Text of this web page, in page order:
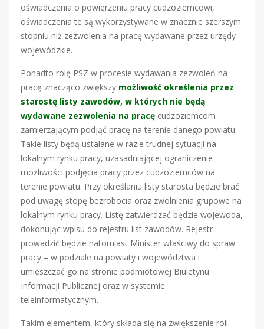
oświadczenia o powierzeniu pracy cudzoziemcowi,
oświadczenia te są wykorzystywane w znacznie szerszym
stopniu niż zezwolenia na pracę wydawane przez urzędy
wojewódzkie.
Ponadto rolę PSZ w procesie wydawania zezwoleń na
pracę znacząco zwiększy możliwość określenia przez
starostę listy zawodów, w których nie będą
wydawane zezwolenia na pracę cudzoziemcom
zamierzającym podjąć pracę na terenie danego powiatu.
Takie listy będą ustalane w razie trudnej sytuacji na
lokalnym rynku pracy, uzasadniającej ograniczenie
możliwości podjęcia pracy przez cudzoziemców na
terenie powiatu. Przy określaniu listy starosta będzie brać
pod uwagę stopę bezrobocia oraz zwolnienia grupowe na
lokalnym rynku pracy. Listę zatwierdzać będzie wojewoda,
dokonując wpisu do rejestru list zawodów. Rejestr
prowadzić będzie natomiast Minister właściwy do spraw
pracy – w podziale na powiaty i województwa i
umieszczać go na stronie podmiotowej Biuletynu
Informacji Publicznej oraz w systemie
teleinformatycznym.
Takim elementem, który składa się na zwiększenie roli